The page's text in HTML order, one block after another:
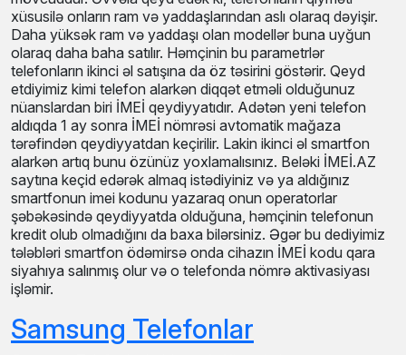
xüsusilə onların ram və yaddaşlarından aslı olaraq dəyişir.
Daha yüksək ram və yaddaşı olan modellər buna uyğun
olaraq daha baha satılır. Həmçinin bu parametrlər
telefonların ikinci əl satışına da öz təsirini göstərir. Qeyd
etdiyimiz kimi telefon alarkən diqqət etməli olduğunuz
nüanslardan biri İMEİ qeydiyyatıdır. Adətən yeni telefon
aldıqda 1 ay sonra İMEİ nömrəsi avtomatik mağaza
tərəfindən qeydiyyatdan keçirilir. Lakin ikinci əl smartfon
alarkən artıq bunu özünüz yoxlamalısınız. Beləki İMEİ.AZ
saytına keçid edərək almaq istədiyiniz və ya aldığınız
smartfonun imei kodunu yazaraq onun operatorlar
şəbəkəsində qeydiyyatda olduğuna, həmçinin telefonun
kredit olub olmadığını da baxa bilərsiniz. Əgər bu dediyimiz
tələbləri smartfon ödəmirsə onda cihazın İMEİ kodu qara
siyahıya salınmış olur və o telefonda nömrə aktivasiyası
işləmir.
Samsung Telefonlar